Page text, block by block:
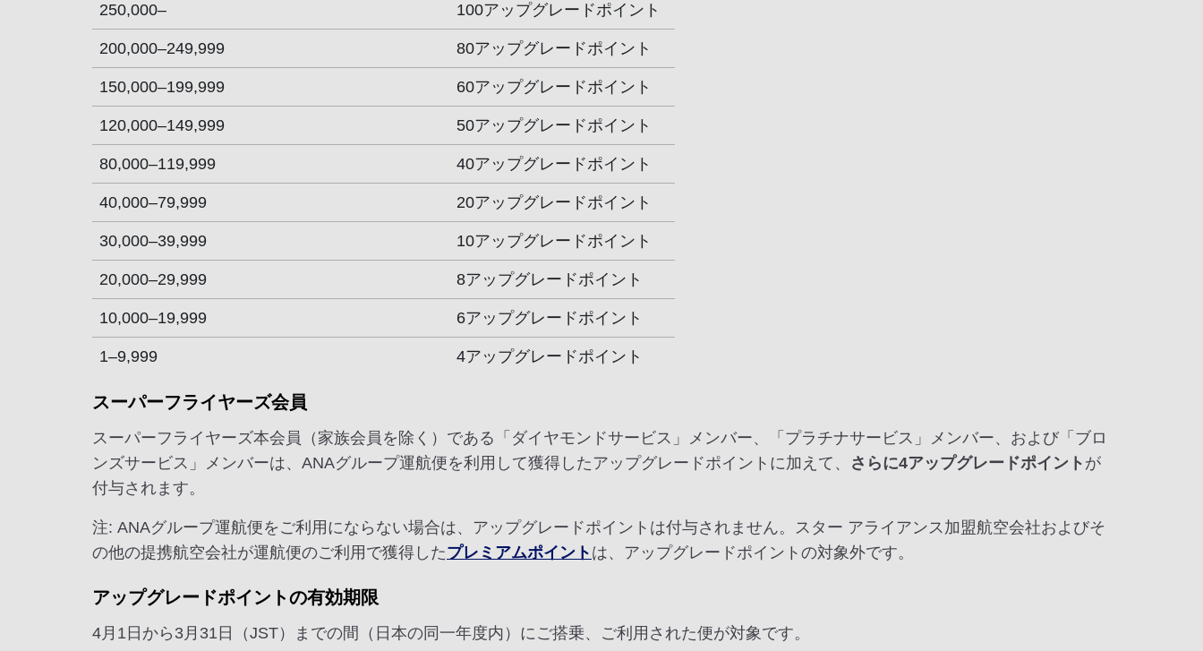
250,000– 100アップグレードポイント
200,000–249,999 80アップグレードポイント
150,000–199,999 60アップグレードポイント
120,000–149,999 50アップグレードポイント
80,000–119,999 40アップグレードポイント
40,000–79,999 20アップグレードポイント
30,000–39,999 10アップグレードポイント
20,000–29,999 8アップグレードポイント
10,000–19,999 6アップグレードポイント
1–9,999 4アップグレードポイント
スーパーフライヤーズ会員
スーパーフライヤーズ本会員（家族会員を除く）である「ダイヤモンドサービス」メンバー、「プラチナサービス」メンバー、および「ブロ
ンズサービス」メンバーは、ANAグループ運航便を利用して獲得したアップグレードポイントに加えて、 さらに4アップグレードポイント が
付与されます。
注: ANAグループ運航便をご利用にならない場合は、アップグレードポイントは付与されません。スター アライアンス加盟航空会社およびそ
の他の提携航空会社が運航便のご利用で獲得したプレミアムポイント は、アップグレードポイントの対象外です。
アップグレードポイントの有効期限
4月1日から3月31日（JST）までの間（日本の同一年度内）にご搭乗、ご利用された便が対象です。